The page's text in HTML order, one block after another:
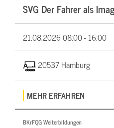
SVG Der Fahrer als
21.08.202608:00 - 16:00
20537 Hamburg
MEHR ERFAHREN
BKrFQG Weiterbildungen